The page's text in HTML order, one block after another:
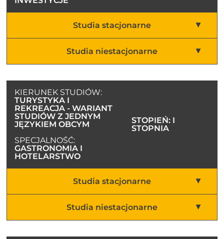
Studia stacjonarne
Studia niestacjonarne
KIERUNEK STUDIÓW:
TURYSTYKA I
REKREACJA - WARIANT
STUDIÓW Z JEDNYM
JĘZYKIEM OBCYM
SPECJALNOŚĆ:
GASTRONOMIA I
HOTELARSTWO
STOPIEŃ: I
STOPNIA
Studia stacjonarne
Studia niestacjonarne